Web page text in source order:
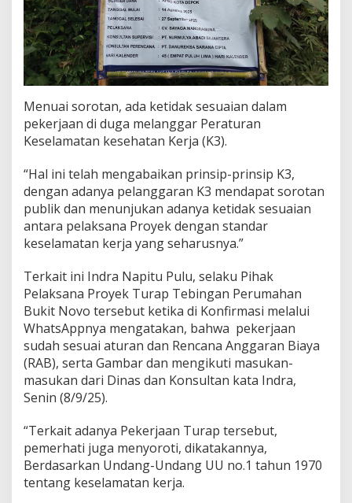
Menuai sorotan, ada ketidak sesuaian dalam
pekerjaan di duga melanggar Peraturan
Keselamatan kesehatan Kerja (K3).
“Hal ini telah mengabaikan prinsip-prinsip K3,
dengan adanya pelanggaran K3 mendapat sorotan
publik dan menunjukan adanya ketidak sesuaian
antara pelaksana Proyek dengan standar
keselamatan kerja yang seharusnya.”
Terkait ini Indra Napitu Pulu, selaku Pihak
Pelaksana Proyek Turap Tebingan Perumahan
Bukit Novo tersebut ketika di Konfirmasi melalui
WhatsAppnya mengatakan, bahwa pekerjaan
sudah sesuai aturan dan Rencana Anggaran Biaya
(RAB), serta Gambar dan mengikuti masukan-
masukan dari Dinas dan Konsultan kata Indra,
Senin (8/9/25).
“Terkait adanya Pekerjaan Turap tersebut,
pemerhati juga menyoroti, dikatakannya,
Berdasarkan Undang-Undang UU no.1 tahun 1970
tentang keselamatan kerja.